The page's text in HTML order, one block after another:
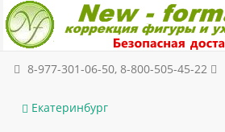
8-977-301-06-50, 8-800-505-45-22
Екатеринбург